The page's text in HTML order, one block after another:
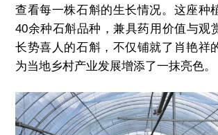
查看每一株石斛的生长情况。这座种
40余种石斛品种，兼具药用价值与观
长势喜人的石斛，不仅铺就了肖艳祥
为当地乡村产业发展增添了一抹亮色。